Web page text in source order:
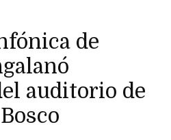
de
auditorio de